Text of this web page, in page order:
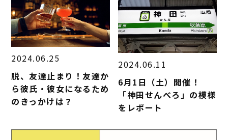
2024.06.25
脱、友達止まり！友達か
ら彼氏・彼女になるため
のきっかけは？
2024.06.11
6月1日（土）開催！
「神田せんべろ」の模様
をレポート